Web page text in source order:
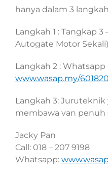
hanya dalam 3
Langkah 1 : Tangkap 3
Autogate Motor Sekali)
Langkah 2 :
www.wasap.my/
Langkah 3:
membawa van
Jacky Pan
Call: 018 – 207 9198
Whatsapp: